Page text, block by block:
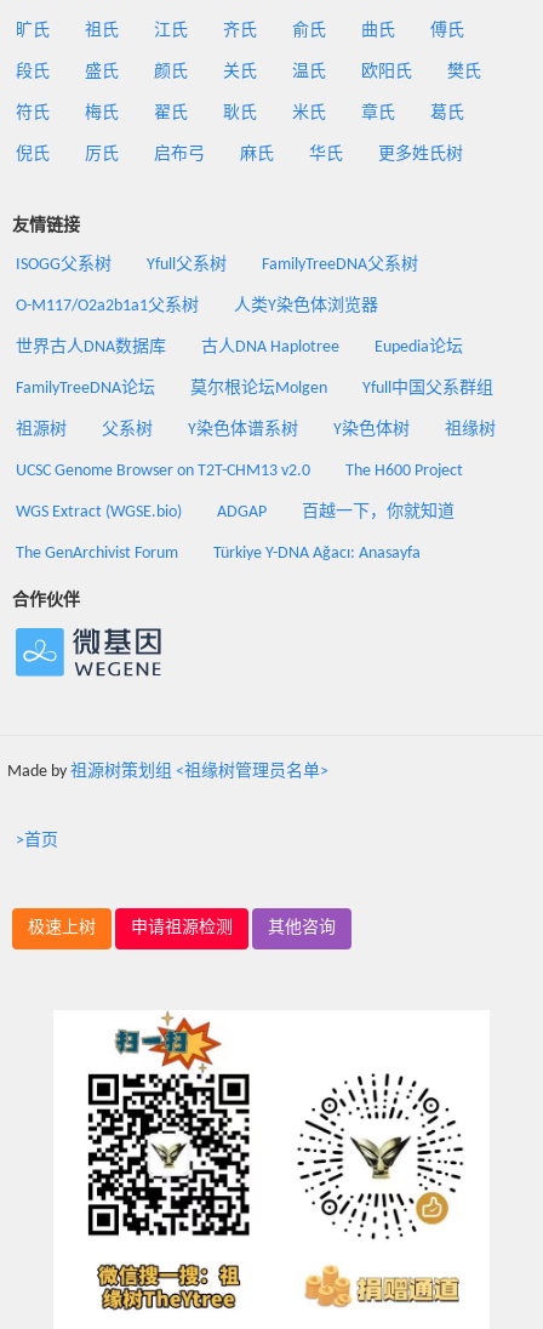
旷氏 祖氏 江氏 齐氏 俞氏 曲氏 傅氏
段氏 盛氏 颜氏 关氏 温氏 欧阳氏 樊氏
符氏 梅氏 翟氏 耿氏 米氏 章氏 葛氏
倪氏 厉氏 启布弓 麻氏 华氏 更多姓氏树
友情链接
ISOGG父系树 Yfull父系树 FamilyTreeDNA父系树
O-M117/O2a2b1a1父系树 人类Y染色体浏览器
世界古人DNA数据库 古人DNA Haplotree Eupedia论坛
FamilyTreeDNA论坛 莫尔根论坛Molgen Yfull中国父系群组
祖源树 父系树 Y染色体谱系树 Y染色体树 祖缘树
UCSC Genome Browser on T2T-CHM13 v2.0 The H600 Project
WGS Extract (WGSE.bio) ADGAP 百越一下，你就知道
The GenArchivist Forum Türkiye Y-DNA Ağacı: Anasayfa
合作伙伴
Made by 祖源树策划组 <祖缘树管理员名单>
>首页
极速上树 申请祖源检测 其他咨询